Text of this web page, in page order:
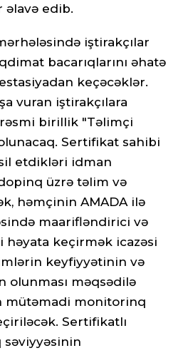
əlavə edib.
iştirakçılar
bacarıqlarını əhatə
keçəcəklər.
vuran iştirakçılara
birillik "Təlimçi
Sertifikat sahibi
etdikləri idman
üzrə təlim və
həmçinin AMADA ilə
maarifləndirici və
keçirmək icazəsi
keyfiyyətinin və
məqsədilə
mütəmadi monitorinq
Sertifikatlı
səviyyəsinin